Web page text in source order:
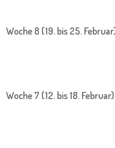
Woche 8 (19. bis 25.
Woche 7 (12. bis 18.